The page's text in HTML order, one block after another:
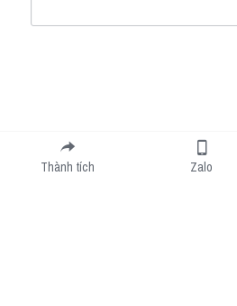
Submit
Thành tích Zalo